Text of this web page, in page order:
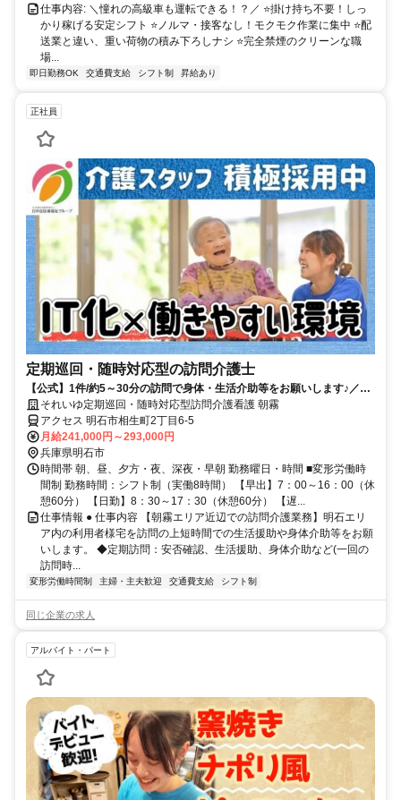
仕事内容: ＼憧れの高級車も運転できる！？／ ⭐掛け持ち不要！しっ
かり稼げる安定シフト ⭐ノルマ・接客なし！モクモク作業に集中 ⭐配
送業と違い、重い荷物の積み下ろしナシ ⭐完全禁煙のクリーンな職
場...
即日勤務OK 交通費支給 シフト制 昇給あり
正社員
定期巡回・随時対応型の訪問介護士
【公式】1件/約5～30分の訪問で身体・生活介助等をお願いします♪／日
の出医療福祉グループ
それいゆ定期巡回・随時対応型訪問介護看護 朝霧
アクセス 明石市相生町2丁目6-5
月給241,000円～293,000円
兵庫県明石市
時間帯 朝、昼、夕方・夜、深夜・早朝 勤務曜日・時間 ■変形労働時
間制 勤務時間：シフト制（実働8時間） 【早出】7：00～16：00（休
憩60分） 【日勤】8：30～17：30（休憩60分） 【遅...
仕事情報 ● 仕事内容 【朝霧エリア近辺での訪問介護業務】明石エリ
ア内の利用者様宅を訪問の上短時間での生活援助や身体介助等をお願
いします。 ◆定期訪問：安否確認、生活援助、身体介助など(一回の
訪問時...
変形労働時間制 主婦・主夫歓迎 交通費支給 シフト制
同じ企業の求人
アルバイト・パート